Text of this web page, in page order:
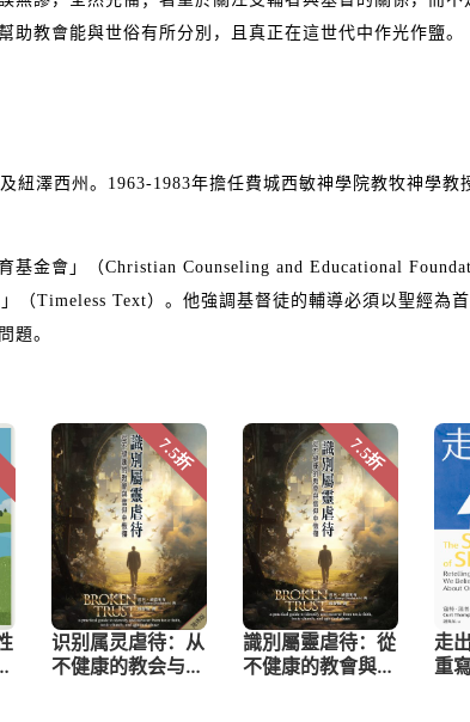
教會能與世俗有所分別，且真正在這世代中作光作鹽。
紐澤西州。 1963-1983年擔任費城西敏神學院教牧神學教
基金會」（Christian Counseling and Educational
（Timeless Text）。他強調基督徒的輔導必須以聖經為
題。